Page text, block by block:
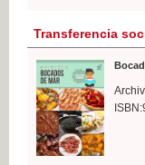
Transferencia